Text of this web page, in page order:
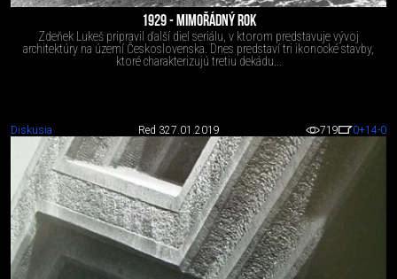
1929 - MIMOŘÁDNÝ ROK
Zdeňek Lukeš pripravil ďalší diel seriálu, v ktorom predstavuje vývoj
architektúry na území Československa. Dnes predstaví tri ikonocké stavby,
ktoré charakterizujú tretiu dekádu...
Diskusia Red 327.01.2019 719 0+14-0